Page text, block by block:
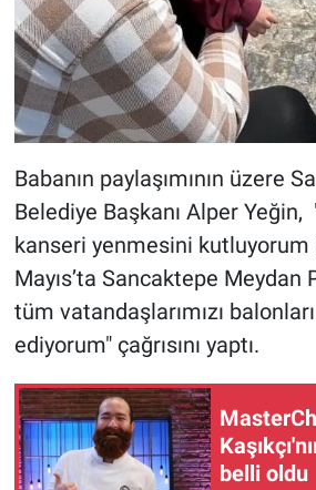
Babanın paylaşımının üzere
Belediye Başkanı Alper Yeğin,
kanseri yenmesini kutluyorum
Mayıs’ta Sancaktepe Meydan
tüm vatandaşlarımızı
ediyorum" çağrısını yaptı.
belli oldu
Spor
Teknoloji
Türkiye'nin Gündemi
Yerel Gündem
Yerel Yaşam
Canlı Yayın